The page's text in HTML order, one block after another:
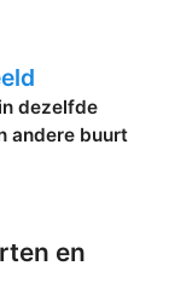
dezelfde
andere buurt
en